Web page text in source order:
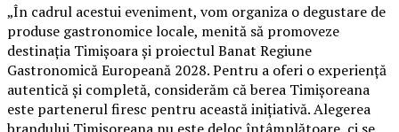
„În cadrul acestui eveniment, vom organiza o degustare de
produse gastronomice locale, menită să promoveze
destinația Timișoara și proiectul Banat Regiune
Gastronomică Europeană 2028. Pentru a oferi o experiență
autentică și completă, considerăm că berea Timișoreana
este partenerul firesc pentru această inițiativă. Alegerea